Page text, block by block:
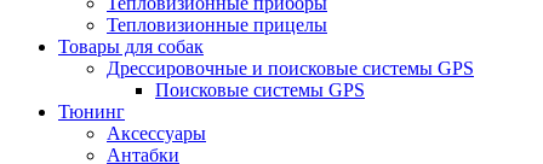
Тепловизионные прицелы
Товары для собак
Дрессировочные и поисковые системы GPS
Поисковые системы GPS
Тюнинг
Аксессуары
Антабки